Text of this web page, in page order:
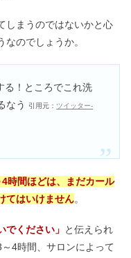
しまうのではないかと心
のでしょうか。
る！ところでこれ洗
なう
引用元： ツイッター-
時間ほどは、まだカール
てはいけません。
でください」 と伝えられ
4時間、サロンによって